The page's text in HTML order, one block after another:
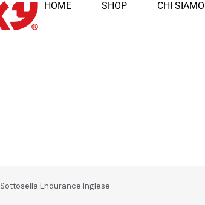
HOME SHOP CHI SIAMO
Sottosella Endurance Inglese